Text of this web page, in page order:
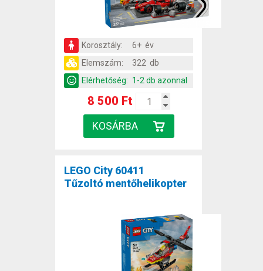
Korosztály:
6+ év
Elemszám:
322 db
Elérhetőség: 1-2 db azonnal
8 500 Ft
LEGO City 60411
Tűzoltó mentőhelikopter